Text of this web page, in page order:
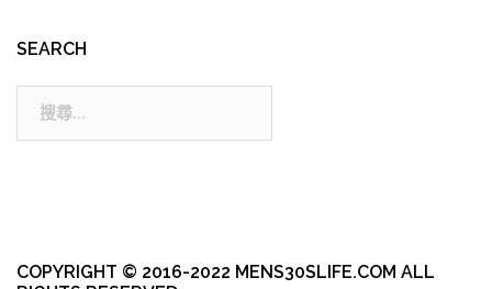
SEARCH
COPYRIGHT © 2016-2022 MENS30SLIFE.COM ALL